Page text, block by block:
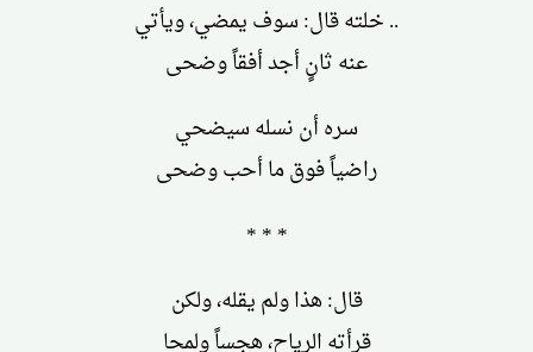
.. خلته قال: سوف يمضي، ويأتي
عنه ثانٍ أجد أفقاً وضحى
سره أن نسله سيضحي
راضياً فوق ما أحب وضحى
* * *
قال: هذا ولم يقله، ولكن
قرأته الرياح، هجساً ولمحا